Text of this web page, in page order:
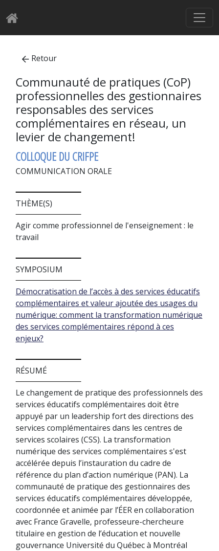
Retour
Communauté de pratiques (CoP)
professionnelles des gestionnaires
responsables des services
complémentaires en réseau, un
levier de changement!
COLLOQUE DU CRIFPE
COMMUNICATION ORALE
THÈME(S)
Agir comme professionnel de l'enseignement : le
travail
SYMPOSIUM
Démocratisation de l’accès à des services éducatifs
complémentaires et valeur ajoutée des usages du
numérique: comment la transformation numérique
des services complémentaires répond à ces
enjeux?
RÉSUMÉ
Le changement de pratique des professionnels des
services éducatifs complémentaires doit être
appuyé par un leadership fort des directions des
services complémentaires dans les centres de
services scolaires (CSS). La transformation
numérique des services complémentaires s'est
accélérée depuis l’instauration du cadre de
référence du plan d’action numérique (PAN). La
communauté de pratique des gestionnaires des
services éducatifs complémentaires développée,
coordonnée et animée par l’ÉER en collaboration
avec France Gravelle, professeure-chercheure
titulaire en gestion de l’éducation et nouvelle
gouvernance Université du Québec à Montréal